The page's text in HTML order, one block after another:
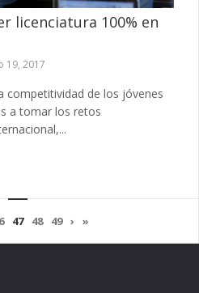
licenciatura 100% en
19, 2017
competitividad de los jóvenes
a tomar los retos
47 48 49 › »